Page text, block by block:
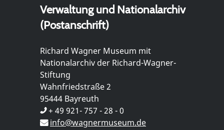
Verwaltung und Nationalarchiv
(Postanschrift)
Richard Wagner Museum mit
Nationalarchiv der Richard-Wagner-
Stiftung
Wahnfriedstraße 2
95444 Bayreuth
+ 49 921- 757 - 28 - 0
info@wagnermuseum.de